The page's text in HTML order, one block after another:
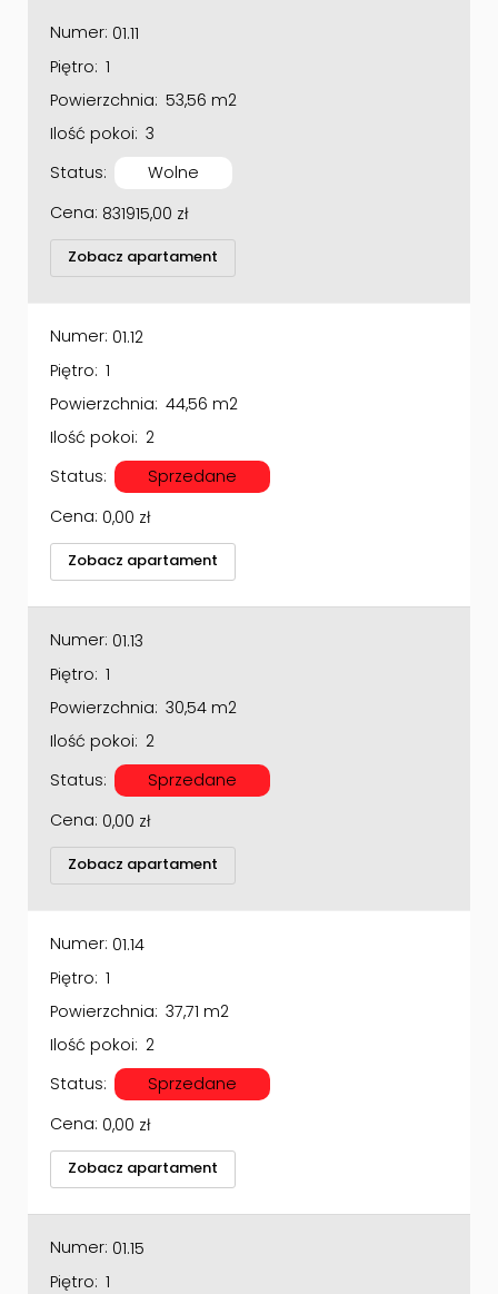
Numer: 01.11
Piętro: 1
Powierzchnia: 53,56 m2
Ilość pokoi: 3
Status:
Wolne
Cena: 831915,00 zł
Zobacz apartament
Numer: 01.12
Piętro: 1
Powierzchnia: 44,56 m2
Ilość pokoi: 2
Status:
Sprzedane
Cena: 0,00 zł
Zobacz apartament
Numer: 01.13
Piętro: 1
Powierzchnia: 30,54 m2
Ilość pokoi: 2
Status:
Sprzedane
Cena: 0,00 zł
Zobacz apartament
Numer: 01.14
Piętro: 1
Powierzchnia: 37,71 m2
Ilość pokoi: 2
Status:
Sprzedane
Cena: 0,00 zł
Zobacz apartament
Numer: 01.15
Piętro: 1